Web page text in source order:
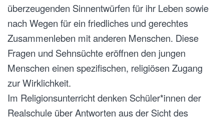
überzeugenden Sinnentwürfen für ihr Leben sowie
nach Wegen für ein friedliches und gerechtes
Zusammenleben mit anderen Menschen. Diese
Fragen und Sehnsüchte eröffnen den jungen
Menschen einen spezifischen, religiösen Zugang
zur Wirklichkeit.
Im Religionsunterricht denken Schüler*innen der
Realschule über Antworten aus der Sicht des